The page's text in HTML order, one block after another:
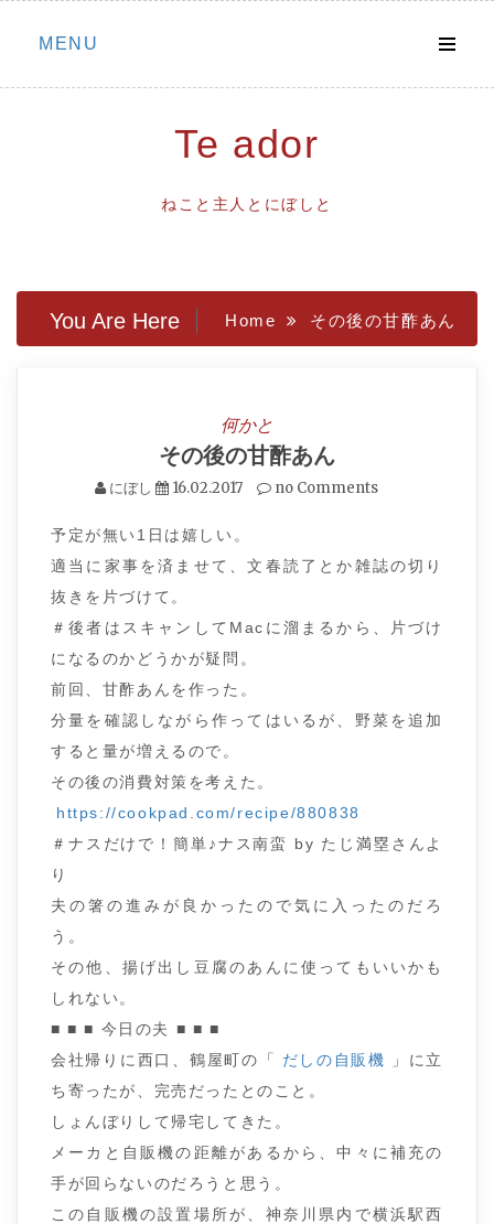
Skip
MENU
Te ador
ねこと主人とにぼしと
You Are Here Home その後の甘酢あん
何かと
その後の甘酢あん
にぼし 16.02.2017 no Comments
予定が無い1日は嬉しい。
適当に家事を済ませて、文春読了とか雑誌の切り
抜きを片づけて。
＃後者はスキャンしてMacに溜まるから、片づけ
になるのかどうかが疑問。
前回、甘酢あんを作った。
分量を確認しながら作ってはいるが、野菜を追加
すると量が増えるので。
その後の消費対策を考えた。
https://cookpad.com/recipe/880838
＃ナスだけで！簡単♪ナス南蛮 by たじ満塁さんよ
り
夫の箸の進みが良かったので気に入ったのだろ
う。
その他、揚げ出し豆腐のあんに使ってもいいかも
しれない。
■ ■ ■ 今日の夫 ■ ■ ■
会社帰りに西口、鶴屋町の「
だしの自販機
」に立
ち寄ったが、完売だったとのこと。
しょんぼりして帰宅してきた。
メーカと自販機の距離があるから、中々に補充の
手が回らないのだろうと思う。
この自販機の設置場所が、神奈川県内で横浜駅西